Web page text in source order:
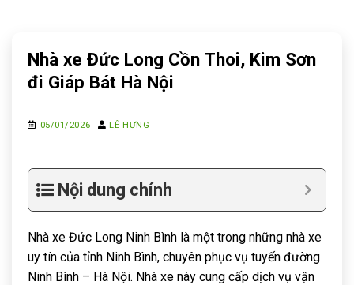
Nhà xe Đức Long Cồn Thoi, Kim Sơn
đi Giáp Bát Hà Nội
05/01/2026 LÊ HƯNG
Nội dung chính
Nhà xe Đức Long Ninh Bình là một trong những nhà xe
uy tín của tỉnh Ninh Bình, chuyên phục vụ tuyến đường
Ninh Bình – Hà Nội. Nhà xe này cung cấp dịch vụ vận